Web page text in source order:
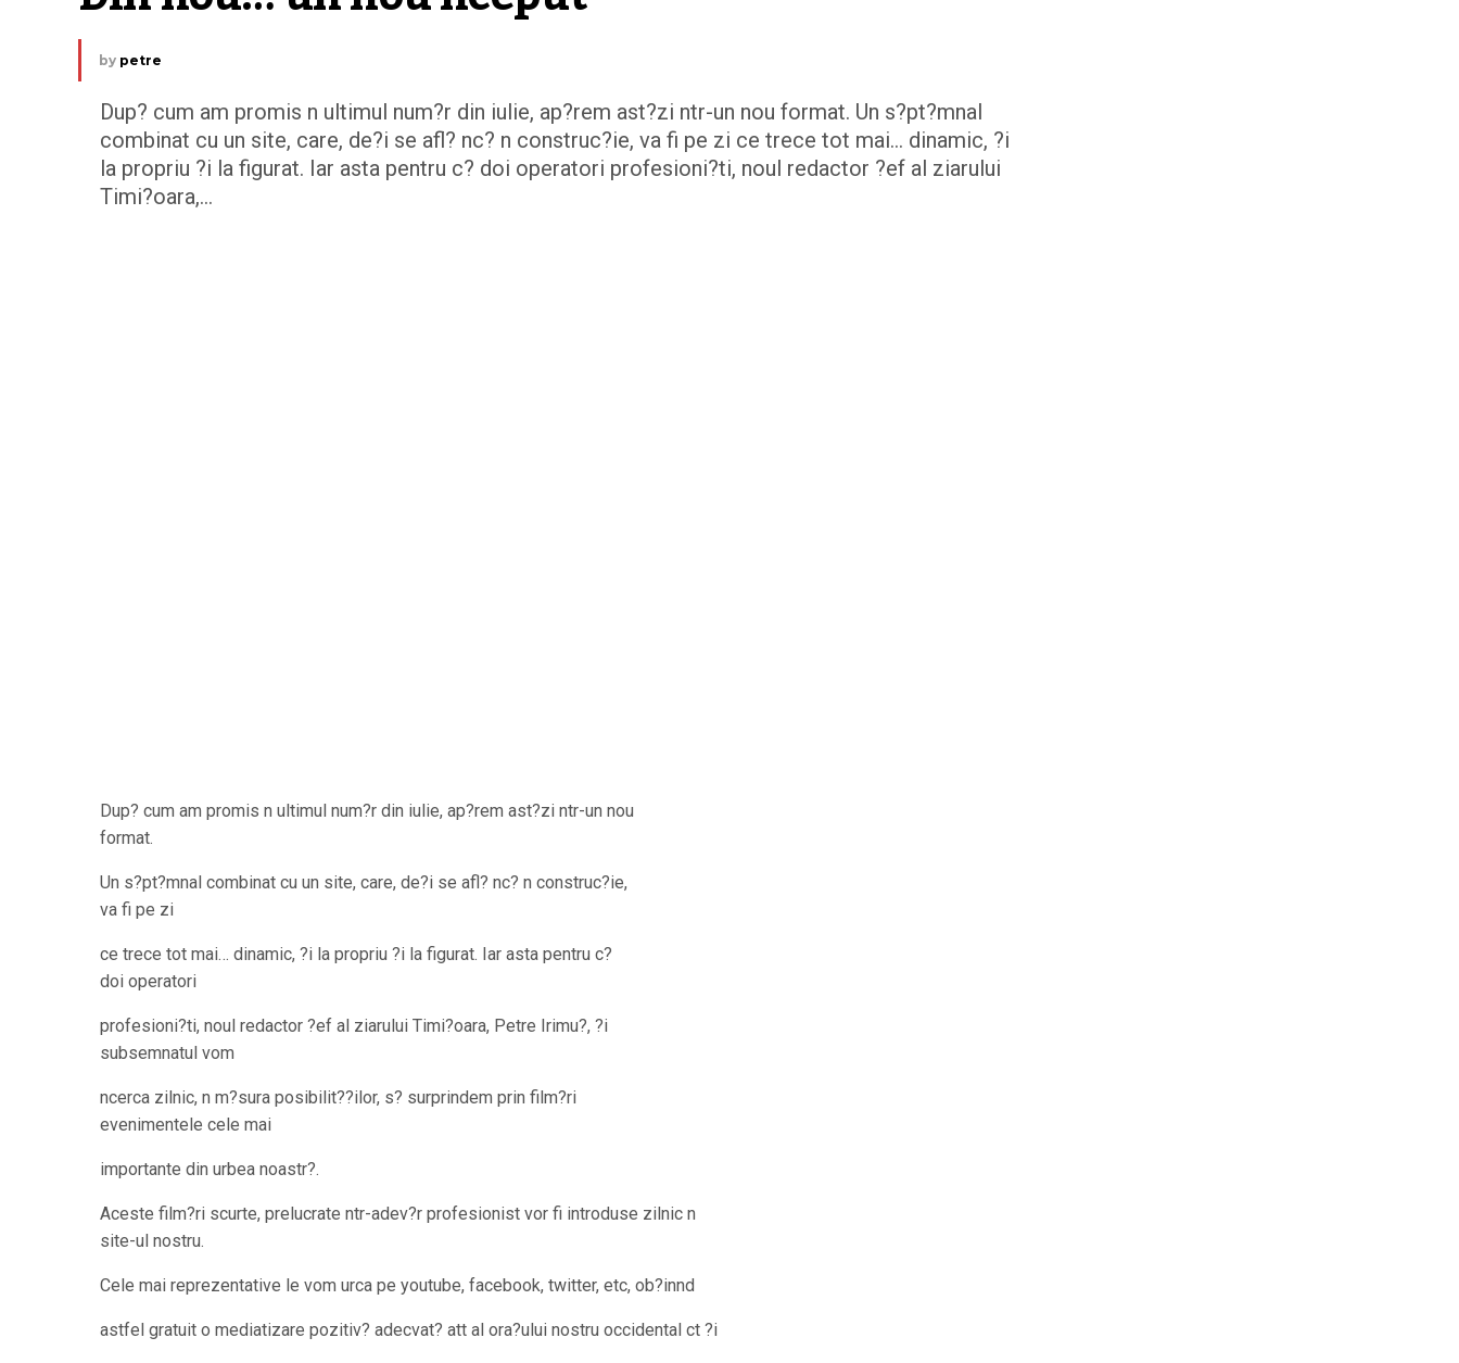
by petre
Dup? cum am promis n ultimul num?r din iulie, ap?rem ast?zi ntr-un nou format. Un s?pt?mnal
combinat cu un site, care, de?i se afl? nc? n construc?ie, va fi pe zi ce trece tot mai… dinamic, ?i
la propriu ?i la figurat. Iar asta pentru c? doi operatori profesioni?ti, noul redactor ?ef al ziarului
Timi?oara,...
Dup? cum am promis n ultimul num?r din iulie, ap?rem ast?zi ntr-un nou
format.
Un s?pt?mnal combinat cu un site, care, de?i se afl? nc? n construc?ie,
va fi pe zi
ce trece tot mai… dinamic, ?i la propriu ?i la figurat. Iar asta pentru c?
doi operatori
profesioni?ti, noul redactor ?ef al ziarului Timi?oara, Petre Irimu?, ?i
subsemnatul vom
ncerca zilnic, n m?sura posibilit??ilor, s? surprindem prin film?ri
evenimentele cele mai
importante din urbea noastr?.
Aceste film?ri scurte, prelucrate ntr-adev?r profesionist vor fi introduse zilnic n
site-ul nostru.
Cele mai reprezentative le vom urca pe youtube, facebook, twitter, etc, ob?innd
astfel gratuit o mediatizare pozitiv? adecvat? att al ora?ului nostru occidental ct ?i